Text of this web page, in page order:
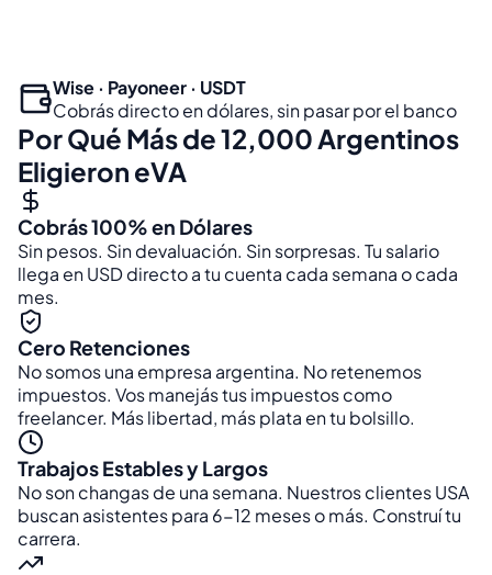
Wise · Payoneer · USDT
Cobrás directo en dólares, sin pasar por el banco
Por Qué Más de 12,000 Argentinos
Eligieron eVA
Cobrás 100% en Dólares
Sin pesos. Sin devaluación. Sin sorpresas. Tu salario
llega en USD directo a tu cuenta cada semana o cada
mes.
Cero Retenciones
No somos una empresa argentina. No retenemos
impuestos. Vos manejás tus impuestos como
freelancer. Más libertad, más plata en tu bolsillo.
Trabajos Estables y Largos
No son changas de una semana. Nuestros clientes USA
buscan asistentes para 6-12 meses o más. Construí tu
carrera.